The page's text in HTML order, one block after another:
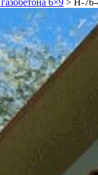
6×9 > Н-76-